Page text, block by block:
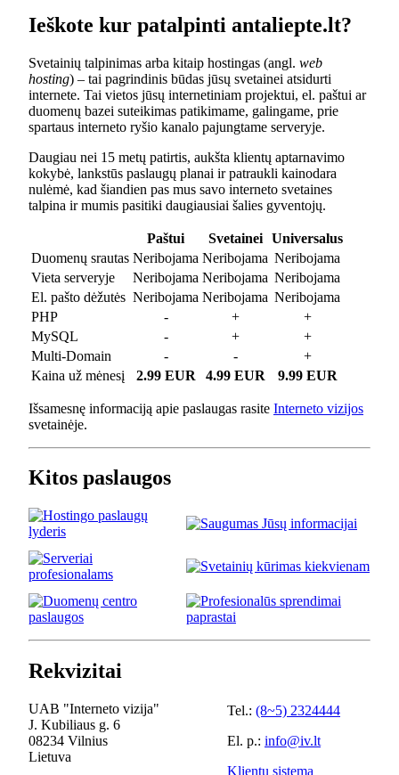
Ieškote kur patalpinti antaliepte.lt?
Svetainių talpinimas arba kitaip hostingas (angl. web
hosting) – tai pagrindinis būdas jūsų svetainei atsidurti
internete. Tai vietos jūsų internetiniam projektui, el. paštui ar
duomenų bazei suteikimas patikimame, galingame, prie
spartaus interneto ryšio kanalo pajungtame serveryje.
Daugiau nei 15 metų patirtis, aukšta klientų aptarnavimo
kokybė, lankstūs paslaugų planai ir patraukli kainodara
nulėmė, kad šiandien pas mus savo interneto svetaines
talpina ir mumis pasitiki daugiausiai šalies gyventojų.
Paštui Svetainei
Universalus
Duomenų srautas Neribojama Neribojama Neribojama
Vieta serveryje
Neribojama Neribojama Neribojama
El. pašto dėžutės Neribojama Neribojama Neribojama
PHP
- +
+
MySQL
- +
+
Multi-Domain
- -
+
Kaina už mėnesį
2.99 EUR 4.99 EUR 9.99 EUR
Išsamesnę informaciją apie paslaugas rasite Interneto vizijos
svetainėje.
Kitos paslaugos
Rekvizitai
UAB "Interneto vizija"
J. Kubiliaus g. 6
08234 Vilnius
Lietuva
Tel.: (8~5) 2324444
El. p.: info@iv.lt
Klientų sistema